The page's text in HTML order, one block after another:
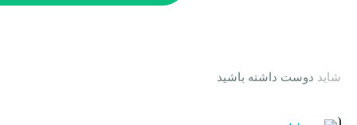
شاید دوست داشته باشید